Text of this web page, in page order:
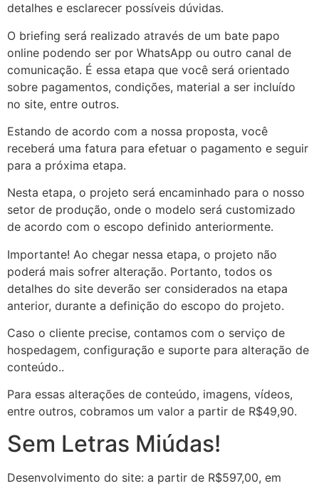
detalhes e esclarecer possíveis dúvidas.
O briefing será realizado através de um bate papo
online podendo ser por WhatsApp ou outro canal de
comunicação. É essa etapa que você será orientado
sobre pagamentos, condições, material a ser incluído
no site, entre outros.
Estando de acordo com a nossa proposta, você
receberá uma fatura para efetuar o pagamento e seguir
para a próxima etapa.
Nesta etapa, o projeto será encaminhado para o nosso
setor de produção, onde o modelo será customizado
de acordo com o escopo definido anteriormente.
Importante! Ao chegar nessa etapa, o projeto não
poderá mais sofrer alteração. Portanto, todos os
detalhes do site deverão ser considerados na etapa
anterior, durante a definição do escopo do projeto.
Caso o cliente precise, contamos com o serviço de
hospedagem, configuração e suporte para alteração de
conteúdo..
Para essas alterações de conteúdo, imagens, vídeos,
entre outros, cobramos um valor a partir de R$49,90.
Sem Letras Miúdas!
Desenvolvimento do site: a partir de R$597,00, em